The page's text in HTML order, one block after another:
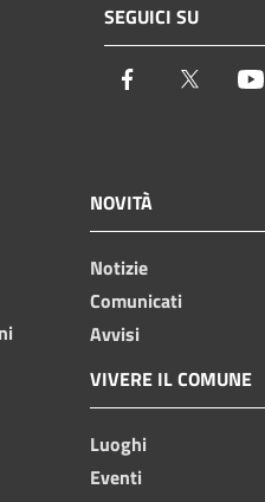
SEGUICI SU
Facebook Twitter
NOVITÀ
Notizie
Comunicati
Avvisi
VIVERE IL COMUNE
Luoghi
Eventi